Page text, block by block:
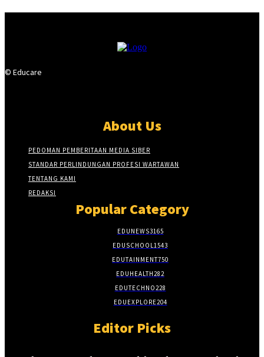
© Educare
About Us
PEDOMAN PEMBERITAAN MEDIA SIBER
STANDAR PERLINDUNGAN PROFESI WARTAWAN
TENTANG KAMI
REDAKSI
Popular Category
EDUNEWS3165
EDUSCHOOL1543
EDUTAINMENT750
EDUHEALTH282
EDUTECHNO228
EDUEXPLORE204
Editor Picks